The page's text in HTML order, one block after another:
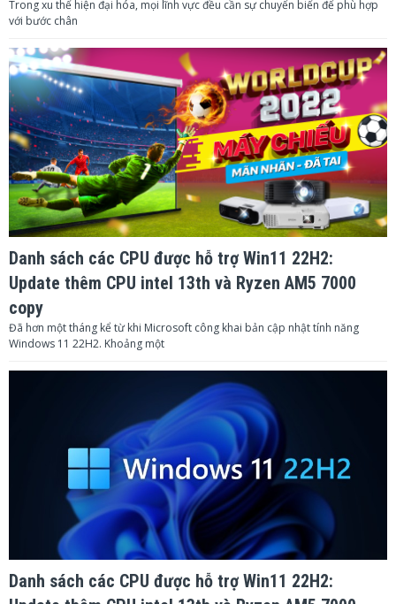
Trong xu thế hiện đại hóa, mọi lĩnh vực đều cần sự chuyển biến để phù hợp
với bước chân
Danh sách các CPU được hỗ trợ Win11 22H2:
Update thêm CPU intel 13th và Ryzen AM5 7000
copy
Đã hơn một tháng kể từ khi Microsoft công khai bản cập nhật tính năng
Windows 11 22H2. Khoảng một
Danh sách các CPU được hỗ trợ Win11 22H2: